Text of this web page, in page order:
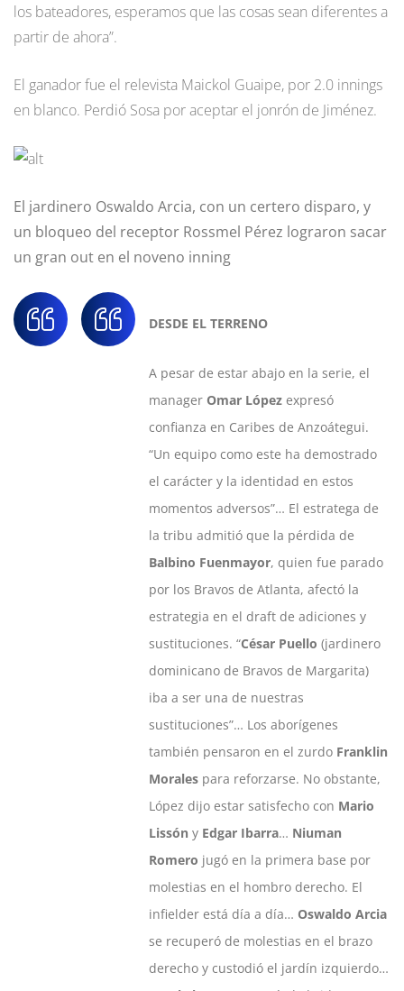
los bateadores, esperamos que las cosas sean diferentes a
partir de ahora”.
El ganador fue el relevista Maickol Guaipe, por 2.0 innings
en blanco. Perdió Sosa por aceptar el jonrón de Jiménez.
El jardinero Oswaldo Arcia, con un certero disparo, y
un bloqueo del receptor Rossmel Pérez lograron sacar
un gran out en el noveno inning
DESDE EL TERRENO
A pesar de estar abajo en la serie, el
manager Omar López expresó
confianza en Caribes de Anzoátegui.
“Un equipo como este ha demostrado
el carácter y la identidad en estos
momentos adversos”… El estratega de
la tribu admitió que la pérdida de
Balbino Fuenmayor, quien fue parado
por los Bravos de Atlanta, afectó la
estrategia en el draft de adiciones y
sustituciones. “César Puello (jardinero
dominicano de Bravos de Margarita)
iba a ser una de nuestras
sustituciones”… Los aborígenes
también pensaron en el zurdo Franklin
Morales para reforzarse. No obstante,
López dijo estar satisfecho con Mario
Lissón y Edgar Ibarra… Niuman
Romero jugó en la primera base por
molestias en el hombro derecho. El
infielder está día a día… Oswaldo Arcia
se recuperó de molestias en el brazo
derecho y custodió el jardín izquierdo…